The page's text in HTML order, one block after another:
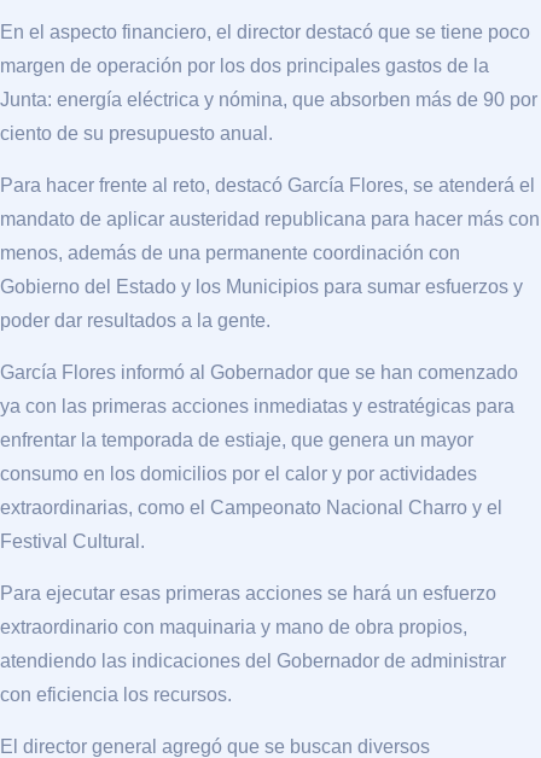
En el aspecto financiero, el director destacó que se tiene poco
margen de operación por los dos principales gastos de la
Junta: energía eléctrica y nómina, que absorben más de 90 por
ciento de su presupuesto anual.
Para hacer frente al reto, destacó García Flores, se atenderá el
mandato de aplicar austeridad republicana para hacer más con
menos, además de una permanente coordinación con
Gobierno del Estado y los Municipios para sumar esfuerzos y
poder dar resultados a la gente.
García Flores informó al Gobernador que se han comenzado
ya con las primeras acciones inmediatas y estratégicas para
enfrentar la temporada de estiaje, que genera un mayor
consumo en los domicilios por el calor y por actividades
extraordinarias, como el Campeonato Nacional Charro y el
Festival Cultural.
Para ejecutar esas primeras acciones se hará un esfuerzo
extraordinario con maquinaria y mano de obra propios,
atendiendo las indicaciones del Gobernador de administrar
con eficiencia los recursos.
El director general agregó que se buscan diversos